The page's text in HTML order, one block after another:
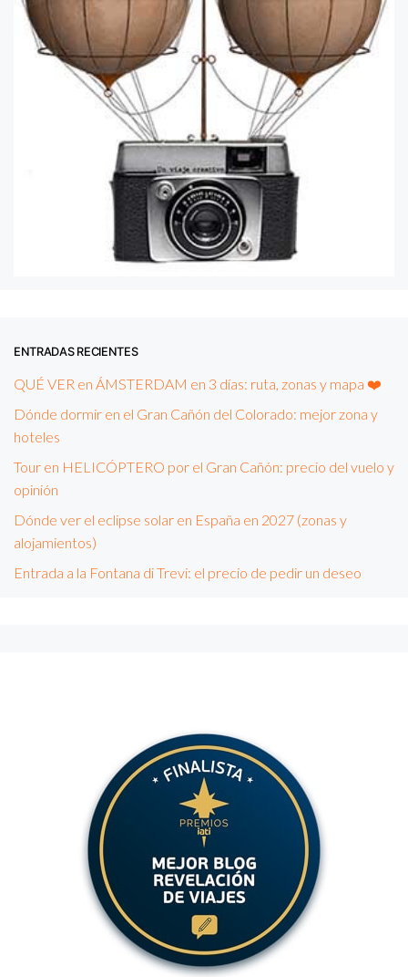
ENTRADAS RECIENTES
QUÉ VER en ÁMSTERDAM en 3 días: ruta, zonas y mapa ❤️
Dónde dormir en el Gran Cañón del Colorado: mejor zona y
hoteles
Tour en HELICÓPTERO por el Gran Cañón: precio del vuelo y
opinión
Dónde ver el eclipse solar en España en 2027 (zonas y
alojamientos)
Entrada a la Fontana di Trevi: el precio de pedir un deseo